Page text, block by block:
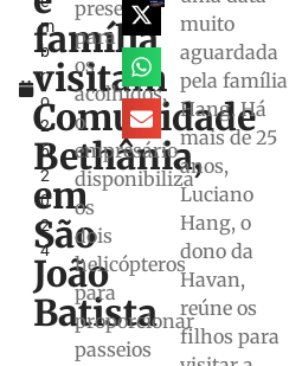
m
b
r
o
2
6,
2
0
2
4
família
visitam
Comunidade
Bethânia,
em
São
João
Batista
presentes
para
os
acolhidos,
o
empresário
disponibiliza
os
dois
helicópteros
para
proporcionar
passeios
muito
aguardada
pela família
Hang. Há
mais de 25
anos,
Luciano
Hang, o
dono da
Havan,
reúne os
filhos para